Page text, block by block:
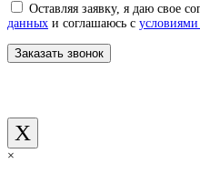
Оставляя заявку, я даю свое
данных и соглашаюсь с
X
×